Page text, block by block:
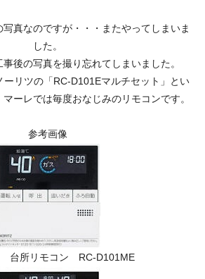
真なのですが・・・またやってしまいま
した。
後の写真を撮り忘れてしまいました。
ーリツの「RC-D101Eマルチセット」とい
ーレでは毎度おなじみのリモコンです。
参考画像
台所リモコン RC-D101ME